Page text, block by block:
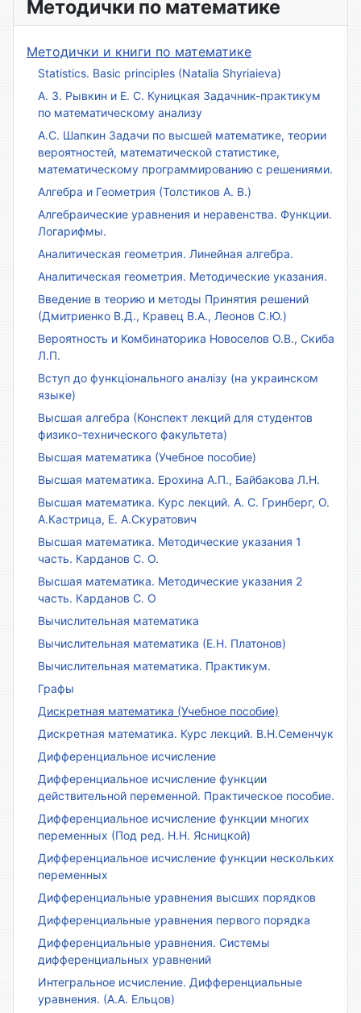
Методички по математике
Методички и книги по математике
Statistics. Basic principles (Natalia Shyriaieva)
А. З. Рывкин и Е. С. Куницкая Задачник-практикум
по математическому анализу
А.С. Шапкин Задачи по высшей математике, теории
вероятностей, математической статистике,
математическому программированию с решениями.
Алгебра и Геометрия (Толстиков А. В.)
Алгебраические уравнения и неравенства. Функции.
Логарифмы.
Аналитическая геометрия. Линейная алгебра.
Аналитическая геометрия. Методические указания.
Введение в теорию и методы Принятия решений
(Дмитриенко В.Д., Кравец В.А., Леонов С.Ю.)
Вероятность и Комбинаторика Новоселов О.В., Скиба
Л.П.
Вступ до функціонального аналізу (на украинском
языке)
Высшая алгебра (Конспект лекций для студентов
физико-технического факультета)
Высшая математика (Учебное пособие)
Высшая математика. Ерохина А.П., Байбакова Л.Н.
Высшая математика. Курс лекций. А. С. Гринберг, О.
А.Кастрица, Е. А.Скуратович
Высшая математика. Методические указания 1
часть. Карданов С. О.
Высшая математика. Методические указания 2
часть. Карданов С. О
Вычислительная математика
Вычислительная математика (Е.Н. Платонов)
Вычислительная математика. Практикум.
Графы
Дискретная математика (Учебное пособие)
Дискретная математика. Курс лекций. В.Н.Семенчук
Дифференциальное исчисление
Дифференциальное исчисление функции
действительной переменной. Практическое пособие.
Дифференциальное исчисление функции многих
переменных (Под ред. Н.Н. Ясницкой)
Дифференциальное исчисление функции нескольких
переменных
Дифференциальные уравнения высших порядков
Дифференциальные уравнения первого порядка
Дифференциальные уравнения. Системы
дифференциальных уравнений
Интегральное исчисление. Дифференциальные
уравнения. (А.А. Ельцов)